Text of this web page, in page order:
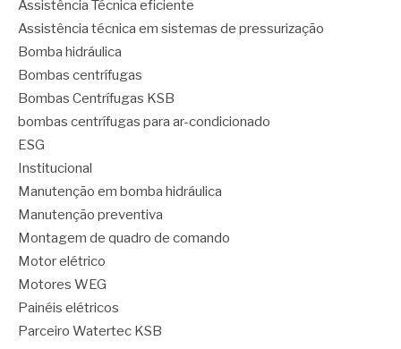
Assistência Técnica eficiente
Assistência técnica em sistemas de pressurização
Bomba hidráulica
Bombas centrífugas
Bombas Centrífugas KSB
bombas centrífugas para ar-condicionado
ESG
Institucional
Manutenção em bomba hidráulica
Manutenção preventiva
Montagem de quadro de comando
Motor elétrico
Motores WEG
Painéis elétricos
Parceiro Watertec KSB